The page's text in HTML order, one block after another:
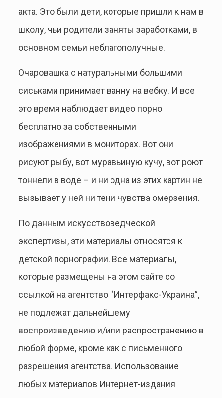
акта. Это были дети, которые пришли к нам в
школу, чьи родители заняты заработками, в
основном семьи неблагополучные.
Очаровашка с натуральными большими
сиськами принимает ванну на вебку. И все
это время наблюдает видео порно
бесплатно за собственными
изображениями в мониторах. Вот они
рисуют рыбу, вот муравьиную кучу, вот роют
тоннели в воде – и ни одна из этих картин не
вызывает у ней ни тени чувства омерзения.
По данным искусствоведческой
экспертизы, эти материалы относятся к
детской порнографии. Все материалы,
которые размещены на этом сайте со
ссылкой на агентство “Интерфакс-Украина”,
не подлежат дальнейшему
воспроизведению и/или распространению в
любой форме, кроме как с письменного
разрешения агентства. Использование
любых материалов Интернет-издания